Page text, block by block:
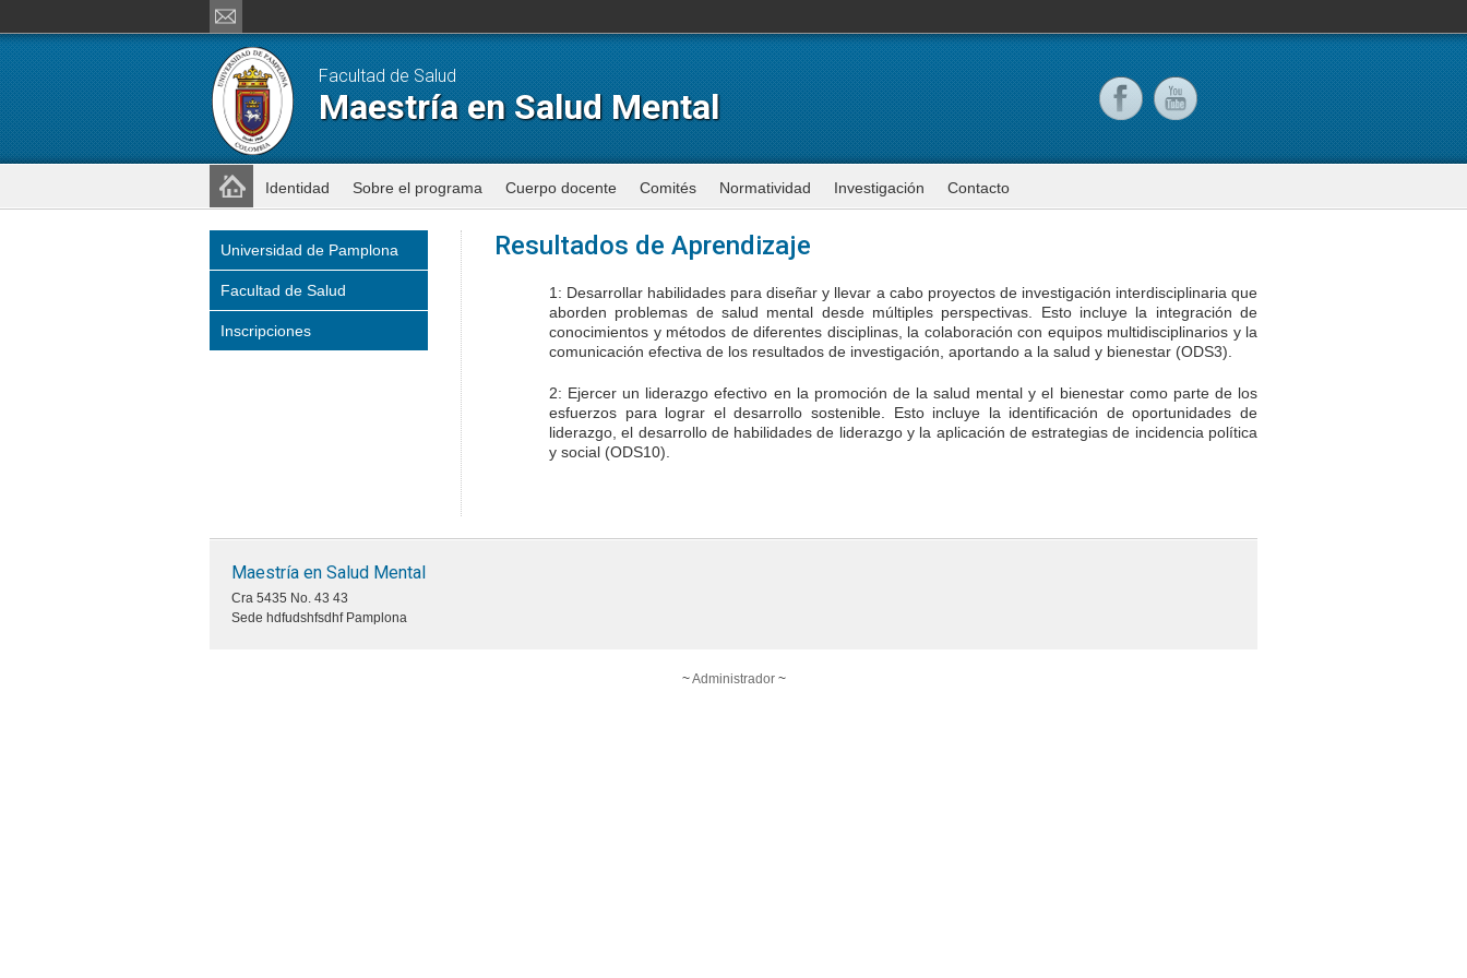
Facultad de Salud
Maestría en Salud Mental
Identidad Sobre el programa Cuerpo docente Comités Normatividad Investigación Contacto
Universidad de Pamplona
Facultad de Salud
Inscripciones
Resultados de Aprendizaje
1: Desarrollar habilidades para diseñar y llevar a cabo proyectos de investigación interdisciplinaria que
aborden problemas de salud mental desde múltiples perspectivas. Esto incluye la integración de
conocimientos y métodos de diferentes disciplinas, la colaboración con equipos multidisciplinarios y la
comunicación efectiva de los resultados de investigación, aportando a la salud y bienestar (ODS3).
2: Ejercer un liderazgo efectivo en la promoción de la salud mental y el bienestar como parte de los
esfuerzos para lograr el desarrollo sostenible. Esto incluye la identificación de oportunidades de
liderazgo, el desarrollo de habilidades de liderazgo y la aplicación de estrategias de incidencia política
y social (ODS10).
Maestría en Salud Mental
Cra 5435 No. 43 43
Sede hdfudshfsdhf Pamplona
~Administrador~